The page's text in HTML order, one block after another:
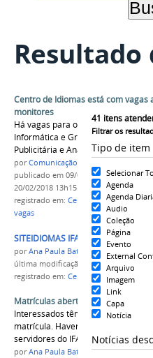
Resultado
41 itens
Filtrar os
Tipo de item
Selecionar
Agenda
Agenda
Audio
Coleção
Página
Evento
External
Arquivo
Imagem
Link
Capa
Notícia
Notícias
Centro de Idiomas está com vagas
monitores
Há vagas para o nível
Informática e Graduação em
Publicitária e Análise de Sistemas
porComunicação CMC
publicado em 09/02/2018—última
20/02/2018 13h15
registrado em: Centro de Idiomas ,
vagas
SITEIDIOMAS IFAM.jpg
porAna Paula Batista
última modificação
em 17/05/2018
registrado em: Centro de Idiomas
Matrículas abertas para o Centro de
Interessados têm até o dia 27 para
matrícula. Haverá desconto para
servidores do IFAM
porAna Paula Batista